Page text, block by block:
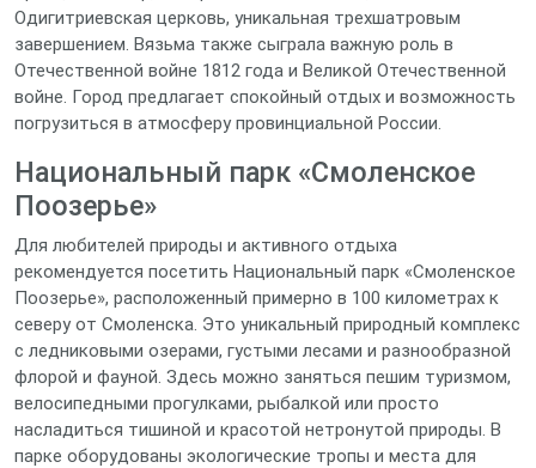
Одигитриевская церковь, уникальная трехшатровым
завершением. Вязьма также сыграла важную роль в
Отечественной войне 1812 года и Великой Отечественной
войне. Город предлагает спокойный отдых и возможность
погрузиться в атмосферу провинциальной России.
Национальный парк «Смоленское
Поозерье»
Для любителей природы и активного отдыха
рекомендуется посетить Национальный парк «Смоленское
Поозерье», расположенный примерно в 100 километрах к
северу от Смоленска. Это уникальный природный комплекс
с ледниковыми озерами, густыми лесами и разнообразной
флорой и фауной. Здесь можно заняться пешим туризмом,
велосипедными прогулками, рыбалкой или просто
насладиться тишиной и красотой нетронутой природы. В
парке оборудованы экологические тропы и места для